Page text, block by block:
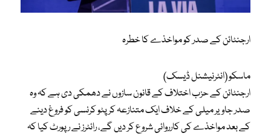
ارجنٹائن کے صدر کو مواخذے کا خطرہ
ماسکو (انٹرنیشنل ڈیسک)
ارجنٹائن کے حزب اختلاف کے قانون سازوں نے دھمکی دی ہے کہ وہ
صدر جاویر میلی کے خلاف ایک متنازعہ کرپٹو کرنسی کو فروغ دینے
کے بعد مواخذے کی کارروائی شروع کر دیں گے، رائٹرز نے رپورٹ کیا کہ